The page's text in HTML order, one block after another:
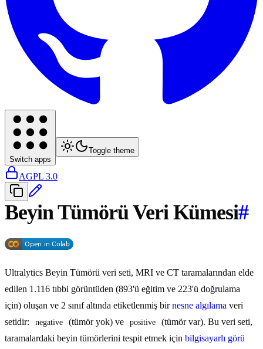
Switch apps
Toggle theme
AGPL 3.0
Beyin Tümörü Veri Kümesi#
Ultralytics Beyin Tümörü veri seti, MRI ve CT taramalarından elde
edilen 1.116 tıbbi görüntüden (893'ü eğitim ve 223'ü doğrulama
için) oluşan ve 2 sınıf altında etiketlenmiş birnesne algılama veri
setidir:
negative (tümör yok) ve positive
(tümör var). Bu veri seti,
taramalardaki beyin tümörlerini tespit etmek için bilgisayarlı görü